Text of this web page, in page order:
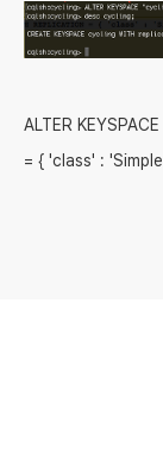
ALTER
= { 'class' :